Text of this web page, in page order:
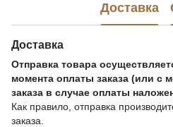
Доставка
Доставка
Отправка товара
момента оплаты заказа (или с
заказа в случае оплаты
Как правило, отправка
заказа.